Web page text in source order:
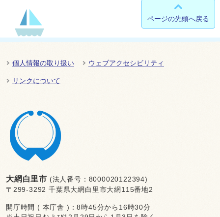
ページの先頭へ戻る
個人情報の取り扱い ウェブアクセシビリティ
リンクについて
大網白里市 (法人番号：8000020122394)
〒299-3292 千葉県大網白里市大網115番地2
開庁時間 ( 本庁舎 )：8時45分から16時30分